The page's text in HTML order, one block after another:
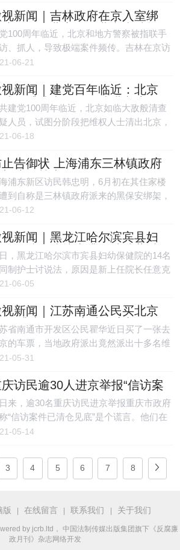
毒打，她气愤地脱光衣服“躺平”市政府走
议，又被警方以“寻衅滋事”拘留。
新闻｜吉林政府在京入室绑
民，河北官员在北京南站打
100周年临近，北京和地方警察被指联手
、抓人，导致极端案件频传。吉林在京访
亚杰被入室绑架，河北进京访民武金花在
06-21
新闻｜建党百年临近：北京
肆抓捕清查全国各地进京访民
建党100周年临近，北京如临大敌般清查
人员，试图分阶段把维权人士清出北京，
被从住家、车站、地铁、机场带走。民众
06-18
止告御状 上海浦东三林镇政府
架访民韩忠明
海浦东新区访民韩忠明，6月初在其住家楼
到自称是三林镇政府派来的黑保安绑架，
下落不明。
06-12
新闻｜黑龙江哈尔滨宾县妇
健院一线护士遭无端减薪讨
，黑龙江哈尔滨市宾县妇幼保健院的14名
制护士讨说法，原因是新上任院长任意克
们的工资。护士们找到当地上级机关、卫
。
06-05
新闻｜江苏南通公民买北京
票 遭十余黑保安堵住家门
省南通市开发区公民瞿华近日买了一张去
的车票，当地政府派出竟然派出十多名维
员，堵住她住家的前后门不让出行。瞿华
05-31
访民逾30人进京举报“信访案
清仓见底”的谎言遭集体遣返
来，逾30名重庆访民进京举报重庆市政府
“信访案件已清仓见底”是个谎言。他们在
被警察查身份证后，都被扣押在派出所。
05-14
3 4 5 6 7 8
版 在线留言 联系我们 关于我们
by jcrb.ltd， 中国法制传媒出版集团旗下《反腐廉
政月刊》杂志网络开发